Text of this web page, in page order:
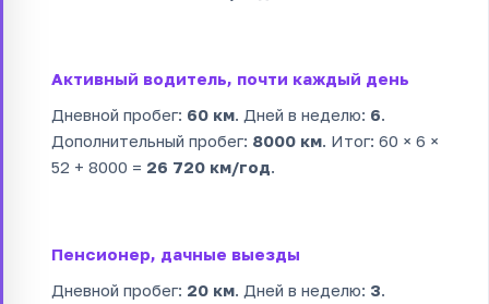
Активный водитель, почти каждый день
Дневной пробег: 60 км. Дней в неделю: 6.
Дополнительный пробег: 8000 км. Итог: 60 × 6 ×
52 + 8000 = 26 720 км/год.
Пенсионер, дачные выезды
Дневной пробег: 20 км. Дней в неделю: 3.